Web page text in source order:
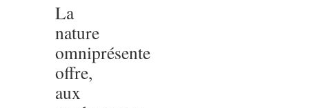
La
nature
omniprésente
offre,
aux